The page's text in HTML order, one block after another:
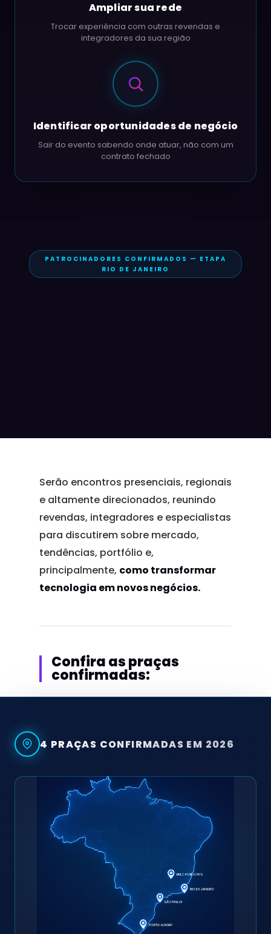
Ampliar sua rede
Trocar experiência com outras revendas e
integradores da sua região
Identificar oportunidades de negócio
Sair do evento sabendo onde atuar, não com um
contrato fechado
PATROCINADORES CONFIRMADOS — ETAPA
RIO DE JANEIRO
Serão encontros presenciais, regionais
e altamente direcionados, reunindo
revendas, integradores e especialistas
para discutirem sobre mercado,
tendências, portfólio e,
principalmente, como transformar
tecnologia em novos negócios.
Confira as praças
confirmadas:
4 PRAÇAS CONFIRMADAS EM 2026